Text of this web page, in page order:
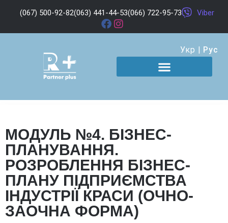
(067) 500-92-82(063) 441-44-53(066) 722-95-73 Viber
Укр | Рус
МОДУЛЬ №4. БІЗНЕС-
ПЛАНУВАННЯ.
РОЗРОБЛЕННЯ БІЗНЕС-
ПЛАНУ ПІДПРИЄМСТВА
ІНДУСТРІЇ КРАСИ (ОЧНО-
ЗАОЧНА ФОРМА)